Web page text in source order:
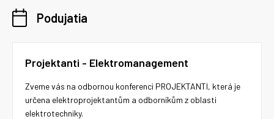
Podujatia
Projektanti - Elektromanagement
Zveme vás na odbornou konferenci PROJEKTANTI, která je
určena elektroprojektantům a odborníkům z oblasti
elektrotechniky.